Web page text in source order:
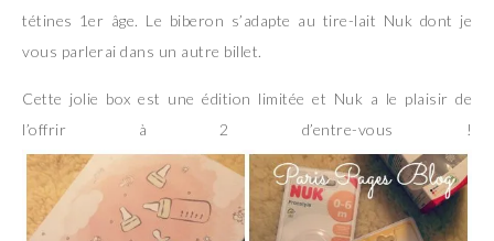
tétines 1er âge. Le biberon s’adapte au tire-lait Nuk dont je
vous parlerai dans un autre billet.
Cette jolie box est une édition limitée et Nuk a le plaisir de
l’offrir à 2 d’entre-vous !